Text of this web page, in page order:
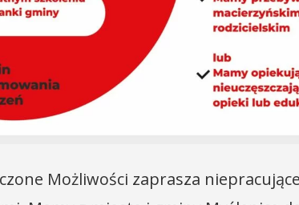
Możliwości zaprasza